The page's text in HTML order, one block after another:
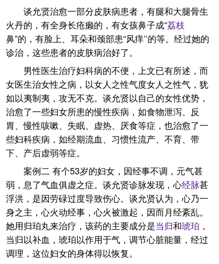
谈允贤治愈一部分皮肤病患者，有腿和大腿骨生
火丹的，有全身长疮癞的，有女孩鼻子成“荔枝
鼻”的，有脸上、耳朵和颈部患“风痒’’的等。经过她的
诊治，这些患者的皮肤病治好了。
男性医生治疗妇科病的不便，上文已有所述，而
女医生治女性之病，以女人之性气度女人之性气，犹
如以夷制夷，攻无不克。谈允贤以自己的女性优势，
治愈了一些妇女所患的慢性疾病，如食物泄泻、反
胃、慢性咳嗽、失眠、虚热、厌食等症，也治愈了一
些妇科疾病，如经期流血、习惯性流产、不育、带
下、产后虚弱等症。
案例二 有个53岁的妇女，因经事不调，元气甚
弱，息了气血俱虚之症。谈允贤诊脉发现，心经脉甚
浮洪，是因劳碌过度导致伤心。谈允贤认为，心乃一
身之主，心火动经事，心火被激起，因而月经紊乱。
她用归珀丸来治疗，该药的主要成分是当归和琥珀 ，
当归以补血，琥珀以作用于气，调节心脏能量，经过
调理，这位妇女的身体得以恢复。